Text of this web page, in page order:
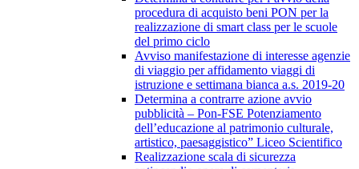
procedura di acquisto beni PON per la
realizzazione di smart class per le scuole
del primo ciclo
Avviso manifestazione di interesse agenzie
di viaggio per affidamento viaggi di
istruzione e settimana bianca a.s. 2019-20
Determina a contrarre azione avvio
pubblicità – Pon-FSE Potenziamento
dell’educazione al patrimonio culturale,
artistico, paesaggistico” Liceo Scientifico
Realizzazione scala di sicurezza